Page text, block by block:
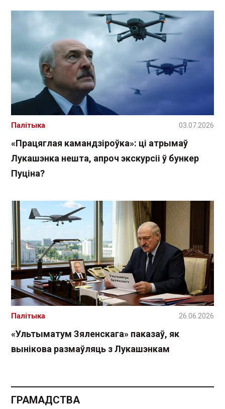
«Працяглая камандзіроўка»: ці атрымаў
Лукашэнка нешта, апроч экскурсіі ў бункер
Пуціна?
Палітыка 03.07.2026
«Ультыматум Зяленскага» паказаў, як
вынікова размаўляць з Лукашэнкам
Палітыка 26.06.2026
ГРАМАДСТВА